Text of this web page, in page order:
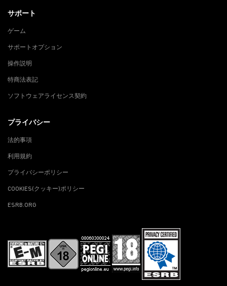
サポート
ゲーム
サポートオプション
操作説明
特商法表記
ソフトウェアライセンス契約
プライバシー
法的事項
利用規約
プライバシーポリシー
COOKIES(クッキー)ポリシー
ESRB.ORG